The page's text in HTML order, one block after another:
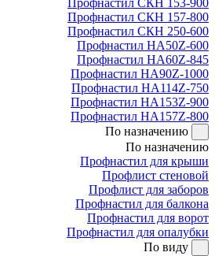
Профнастил СКН 153-900
Профнастил СКН 157-800
Профнастил СКН 250-600
Профнастил НА50Z-600
Профнастил НА60Z-845
Профнастил НА90Z-1000
Профнастил НА114Z-750
Профнастил НА153Z-900
Профнастил НА157Z-800
По назначению
По назначению
Профнастил для крыши
Профлист стеновой
Профлист для заборов
Профнастил для балкона
Профнастил для ворот
Профнастил для опалубки
По виду